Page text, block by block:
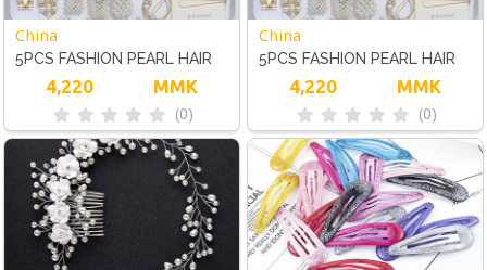
China
5PCS FASHION PEARL HAIR
CLIP HAIRBAND COMB
BOBBY PIN BARRETTE
HAIRPIN HEADDRESS
4,220 MMK
(0)
China
5PCS FASHION PEARL HAIR
CLIP HAIRBAND COMB
BOBBY PIN BARRETTE
HAIRPIN HEADDRESS
4,220 MMK
(0)